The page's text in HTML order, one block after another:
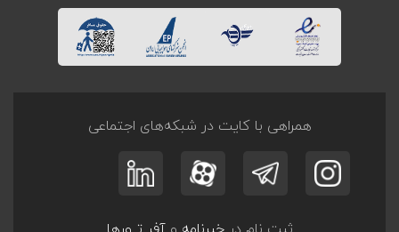
همراهی با کایت در شبکه‌های اجتماعی